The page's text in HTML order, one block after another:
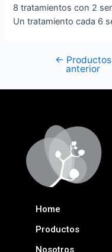
8 tratamientos con 2
Un tratamiento cada 6
← Productos
anterior
Home
Productos
Nosotros